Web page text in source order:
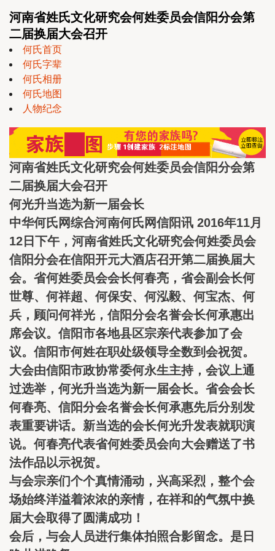
河南省姓氏文化研究会何姓委员会信阳分会第
二届换届大会召开
何氏首页
何氏字辈
何氏相册
何氏地图
人物纪念
河南省姓氏文化研究会何姓委员会信阳分会第
二届换届大会召开
何光升当选为新一届会长
中华何氏网综合河南何氏网信阳讯 2016年11月
12日下午，河南省姓氏文化研究会何姓委员会
信阳分会在信阳开元大酒店召开第二届换届大
会。省何姓委员会会长何春亮，省会副会长何
世尊、何祥超、何保安、何泓毅、何宝杰、何
兵，顾问何祥光，信阳分会名誉会长何承惠出
席会议。信阳市各地县区宗亲代表参加了会
议。信阳市何姓在职处级领导全数到会祝贺。
大会由信阳市政协常委何永生主持，会议上通
过选举，何光升当选为新一届会长。省会会长
何春亮、信阳分会名誉会长何承惠先后分别发
表重要讲话。新当选的会长何光升发表就职演
说。何春亮代表省何姓委员会向大会赠送了书
法作品以示祝贺。
与会宗亲们个个真情涌动，兴高采烈，整个会
场始终洋溢着浓浓的亲情，在祥和的气氛中换
届大会取得了圆满成功！
会后，与会人员进行集体拍照合影留念。是日